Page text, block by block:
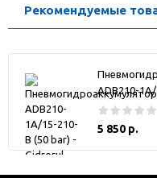
Рекомендуемые
ADB210-1A/
5 850 р.